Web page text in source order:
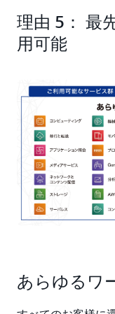
理由 5： 最
用可能
あらゆるワ